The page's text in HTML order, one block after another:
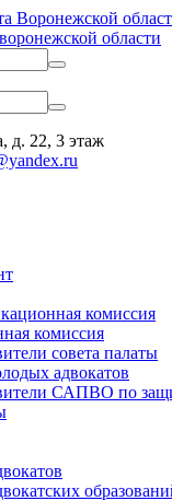
области
д. 22, 3 этаж
комиссия
комиссия
совета палаты
адвокатов
САПВО по